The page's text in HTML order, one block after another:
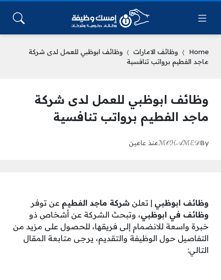
Home وظائف الامارات
وظائف ابوظبي للعمل لدى شركة
ماجد الفطيم برواتب تنافسية
وظائف ابوظبي للعمل لدى شركة
ماجد الفطيم برواتب تنافسية
By
ℳ𝒪ℋ𝒜ℳℰ𝒟منذ عامين
وظائف ابوظبي | تعلن شركة ماجد الفطيم عن توفر
وظائف في ابوظبي، وتبحث الشركة عن أشخاص ذو
خبرة واسعة للانضمام إلى فريقها، للحصول على مزيد من
التفاصيل حول الوظيفة والتقديم، يرجى متابعة المقال
التالي: